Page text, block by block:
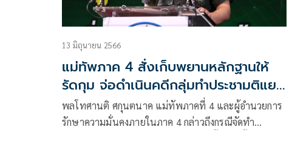
13 มิถุนายน 2566
แม่ทัพภาค 4 สั่งเก็บพยานหลักฐานให้
รัดกุม จ่อดำเนินคดีกลุ่มทำประชามติแยก
เอกราช
พลโทศานติ ศกุนตนาค แม่ทัพภาคที่ 4 และผู้อำนวยการ
รักษาความมั่นคงภายในภาค 4 กล่าวถึงกรณีจัดทำ